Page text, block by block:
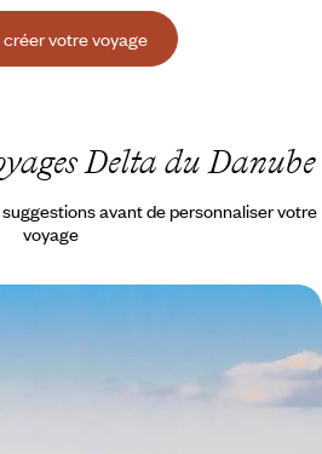
créer votre voyage
Delta du Danube
avant de personnaliser votre
voyage
- La Roumanie,
classé d’une exceptionnelle
émouvant